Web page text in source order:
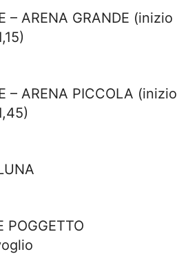
– ARENA GRANDE (inizio
– ARENA PICCOLA (inizio
POGGETTO